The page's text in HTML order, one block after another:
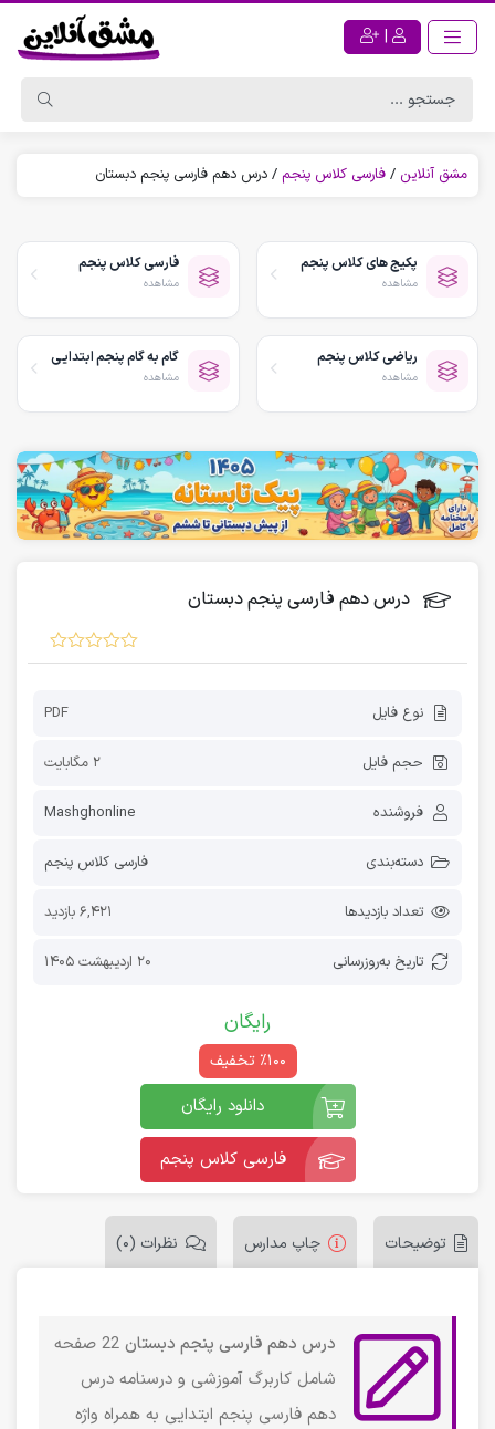
|
مشق آنلاین / فارسی کلاس پنجم / درس دهم فارسی پنجم دبستان
پکیج های کلاس پنجم
مشاهده
فارسی کلاس پنجم
مشاهده
ریاضی کلاس پنجم
مشاهده
گام به گام پنجم ابتدایی
مشاهده
درس دهم فارسی پنجم دبستان
نوع فایل PDF
حجم فایل 2 مگابایت
فروشنده Mashghonline
دسته‌بندی فارسی کلاس پنجم
تعداد بازدیدها 6,421 بازدید
تاریخ به‌روز‌رسانی 20 اردیبهشت 1405
رایگان
٪100 تخفیف
دانلود رایگان
فارسی کلاس پنجم
توضیحات چاپ مدارس نظرات (0)
درس دهم فارسی پنجم دبستان
22 صفحه
شامل کاربرگ آموزشی و درسنامه درس
دهم فارسی پنجم ابتدایی به همراه واژه